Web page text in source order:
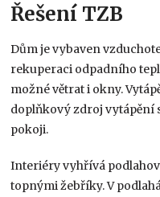
Řešení TZB
Dům je vybaven
rekuperaci odpadního
možné větrat i okny.
doplňkový zdroj vytápění
pokoji.
Interiéry vyhřívá
topnými žebříky. V